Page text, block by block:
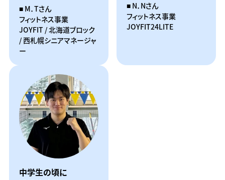
M．Tさん
フィットネス事業
JOYFIT / 北海道ブロック
/ 西札幌シニアマネージャ
ー
N．Nさん
フィットネス事業
JOYFIT24LITE
中学生の頃に